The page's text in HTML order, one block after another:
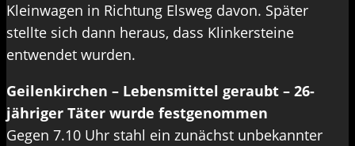
Kleinwagen in Richtung Elsweg davon. Später
stellte sich dann heraus, dass Klinkersteine
entwendet wurden.
Geilenkirchen – Lebensmittel geraubt – 26-
jähriger Täter wurde festgenommen
Gegen 7.10 Uhr stahl ein zunächst unbekannter